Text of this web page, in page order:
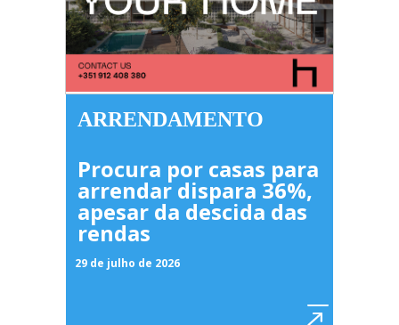
ARRENDAMENTO
Procura por casas para
arrendar dispara 36%,
apesar da descida das
rendas
29 de julho de 2026